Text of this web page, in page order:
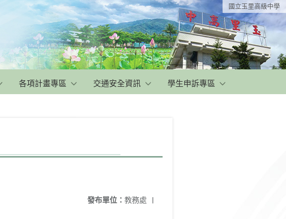
國立玉里高級中學
各項計畫專區 交通安全資訊 學生申訴專區
發布單位： 教務處 |